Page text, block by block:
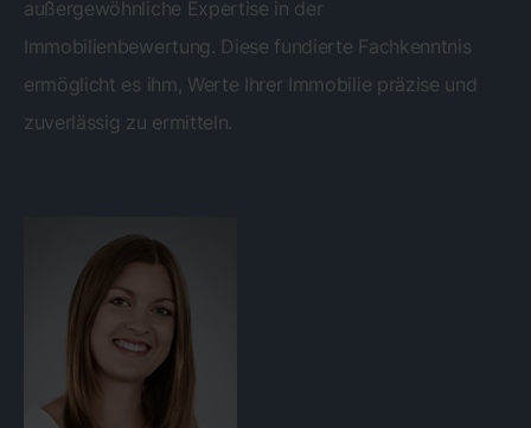
außergewöhnliche Expertise in der
Immobilienbewertung. Diese fundierte Fachkenntnis
ermöglicht es ihm, Werte Ihrer Immobilie präzise und
zuverlässig zu ermitteln.